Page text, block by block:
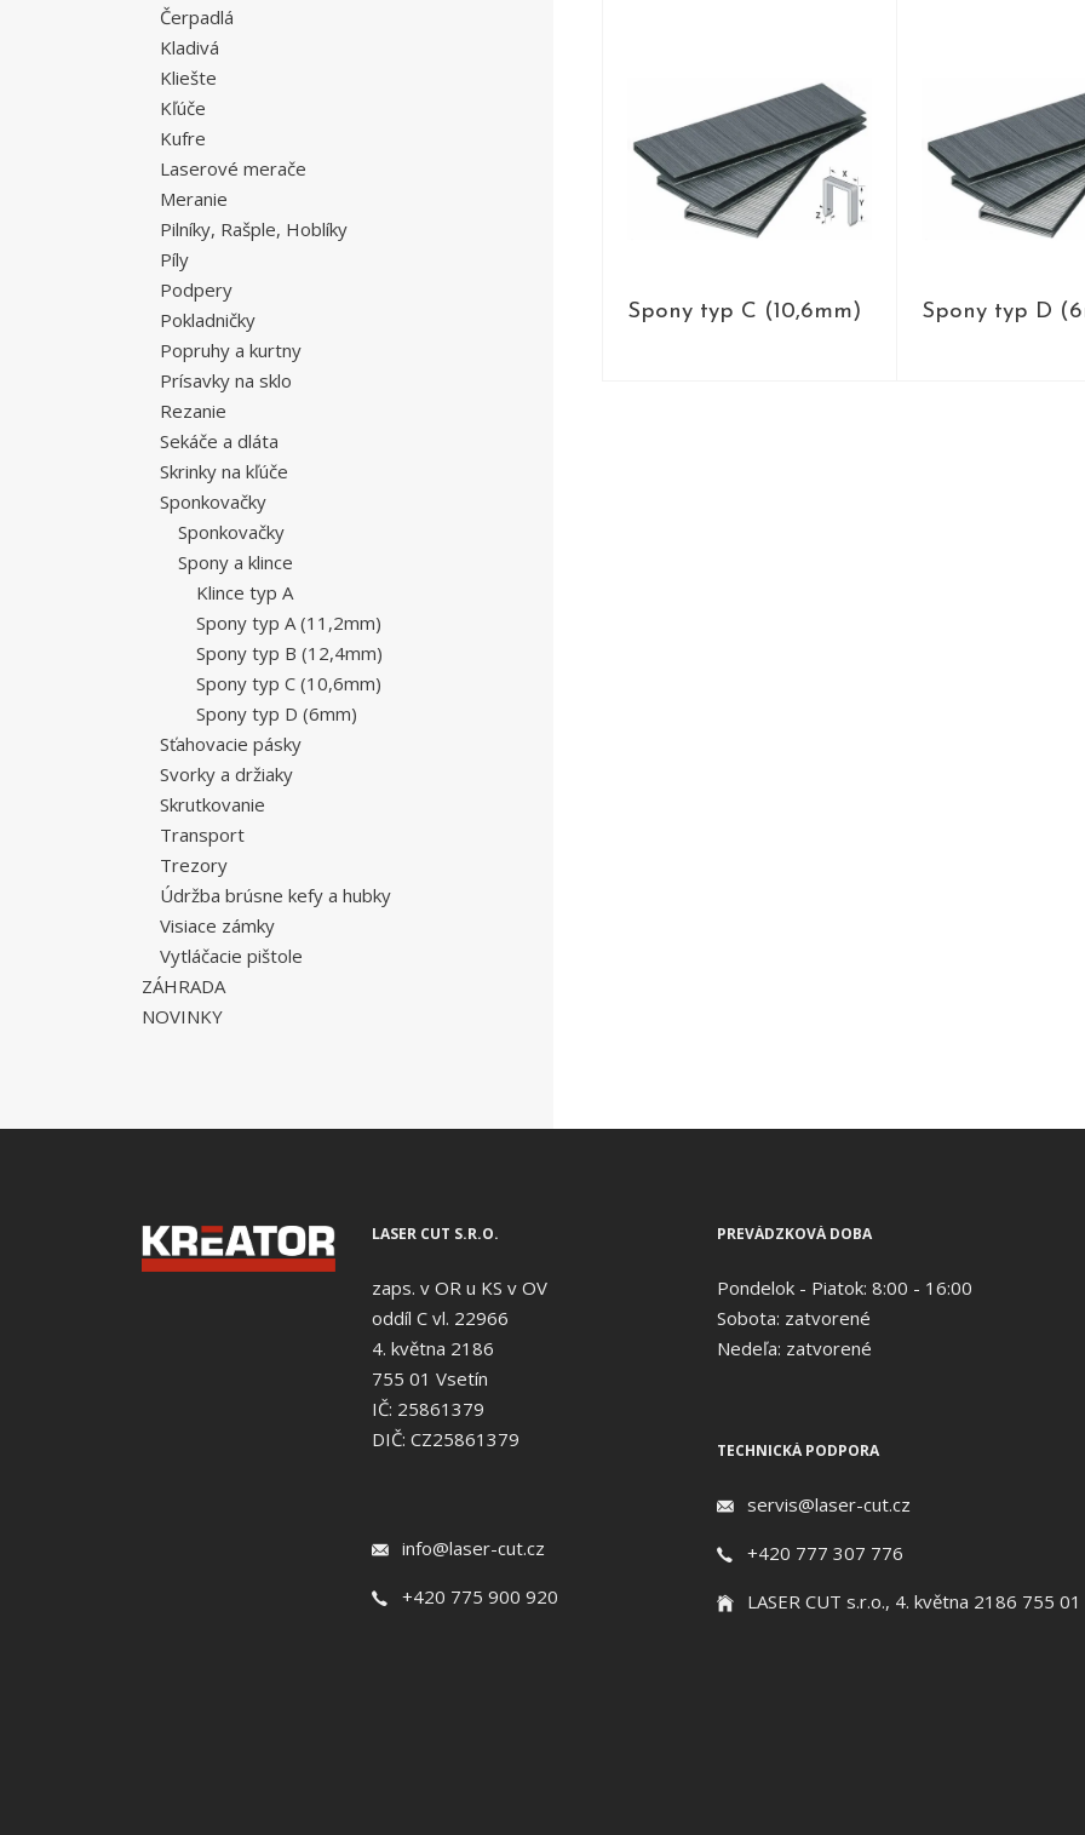
Spony typ C (10,6mm) Spony typ D
Čerpadlá
Kladivá
Kliešte
Kľúče
Kufre
Laserové merače
Meranie
Pilníky, Rašple, Hoblíky
Píly
Podpery
Pokladničky
Popruhy a kurtny
Prísavky na sklo
Rezanie
Sekáče a dláta
Skrinky na kľúče
Sponkovačky
Sponkovačky
Spony a klince
Klince typ A
Spony typ A (11,2mm)
Spony typ B (12,4mm)
Spony typ C (10,6mm)
Spony typ D (6mm)
Sťahovacie pásky
Svorky a držiaky
Skrutkovanie
Transport
Trezory
Údržba brúsne kefy a hubky
Visiace zámky
Vytláčacie pištole
ZÁHRADA
NOVINKY
LASER CUT S.R.O.
zaps. v OR u KS v OV
oddíl C vl. 22966
4. května 2186
755 01 Vsetín
IČ: 25861379
DIČ: CZ25861379
info@laser-cut.cz
+420 775 900 920
PREVÁDZKOVÁ DOBA
Pondelok - Piatok: 8:00 - 16:00
Sobota: zatvorené
Nedeľa: zatvorené
TECHNICKÁ PODPORA
servis@laser-cut.cz
+420 777 307 776
LASER CUT s.r.o., 4. května 2186 755